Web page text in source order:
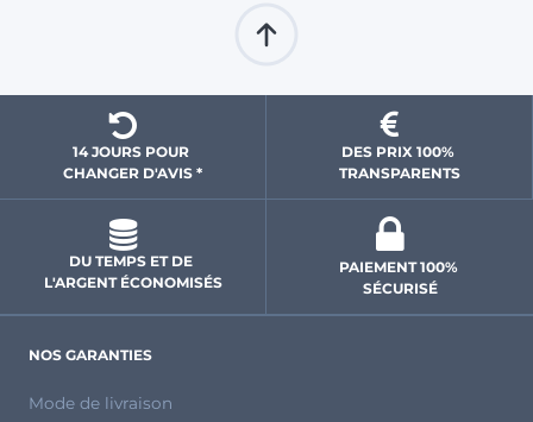
14 JOURS POUR
CHANGER D'AVIS *
DES PRIX 100%
TRANSPARENTS
DU TEMPS ET DE
L'ARGENT ÉCONOMISÉS
PAIEMENT 100%
SÉCURISÉ
NOS GARANTIES
Mode de livraison